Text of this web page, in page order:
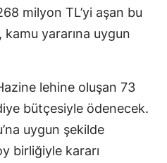
milyon TL’yi aşan bu
kamu yararına uygun
lehine oluşan 73
bütçesiyle ödenecek.
uygun şekilde
birliğiyle kararı